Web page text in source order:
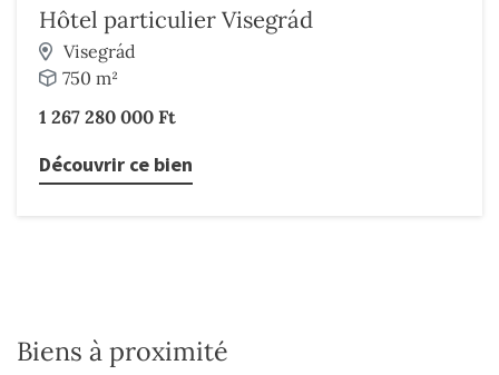
Hôtel particulier Visegrád
Visegrád
750 m²
1 267 280 000 Ft
Découvrir ce bien
Biens à proximité